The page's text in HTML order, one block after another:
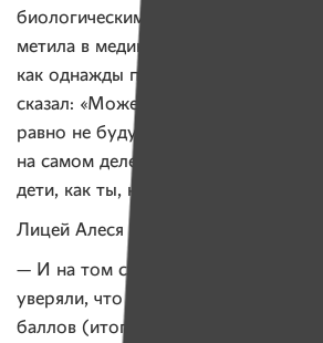
биологическим профилем и к тому
метила в медики. Мечтала быть
как однажды подняла руку, чтобы
сказал: «Можешь даже не тянуть
равно не буду, а все твои девятки
на самом деле шестерки. И это
дети, как ты, не могут учиться
Лицей Алеся окончила со средним
— И на том спасибо, — смеется
уверяли, что я никуда не
баллов (итоговый результат по